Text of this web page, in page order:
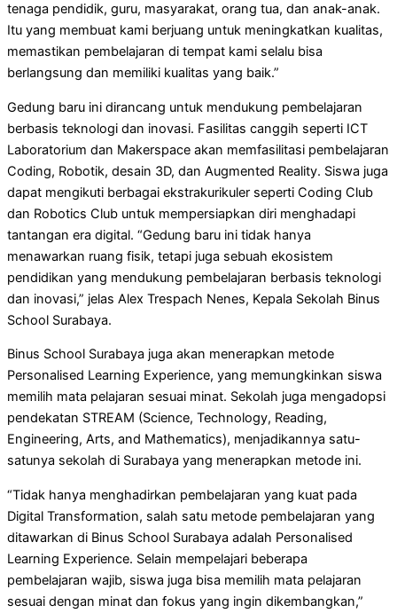
tenaga pendidik, guru, masyarakat, orang tua, dan anak-anak.
Itu yang membuat kami berjuang untuk meningkatkan kualitas,
memastikan pembelajaran di tempat kami selalu bisa
berlangsung dan memiliki kualitas yang baik.”
Gedung baru ini dirancang untuk mendukung pembelajaran
berbasis teknologi dan inovasi. Fasilitas canggih seperti ICT
Laboratorium dan Makerspace akan memfasilitasi pembelajaran
Coding, Robotik, desain 3D, dan Augmented Reality. Siswa juga
dapat mengikuti berbagai ekstrakurikuler seperti Coding Club
dan Robotics Club untuk mempersiapkan diri menghadapi
tantangan era digital. “Gedung baru ini tidak hanya
menawarkan ruang fisik, tetapi juga sebuah ekosistem
pendidikan yang mendukung pembelajaran berbasis teknologi
dan inovasi,” jelas Alex Trespach Nenes, Kepala Sekolah Binus
School Surabaya.
Binus School Surabaya juga akan menerapkan metode
Personalised Learning Experience, yang memungkinkan siswa
memilih mata pelajaran sesuai minat. Sekolah juga mengadopsi
pendekatan STREAM (Science, Technology, Reading,
Engineering, Arts, and Mathematics), menjadikannya satu-
satunya sekolah di Surabaya yang menerapkan metode ini.
“Tidak hanya menghadirkan pembelajaran yang kuat pada
Digital Transformation, salah satu metode pembelajaran yang
ditawarkan di Binus School Surabaya adalah Personalised
Learning Experience. Selain mempelajari beberapa
pembelajaran wajib, siswa juga bisa memilih mata pelajaran
sesuai dengan minat dan fokus yang ingin dikembangkan,”